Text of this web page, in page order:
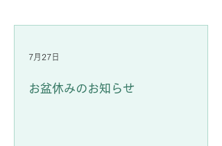
お盆休みのお知らせ
7月27日